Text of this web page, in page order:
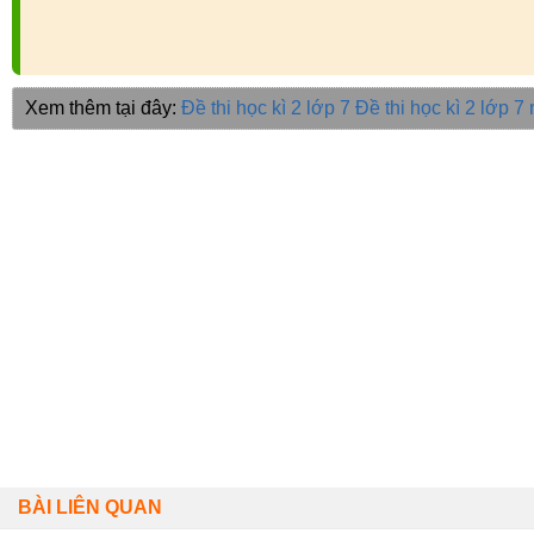
Xem thêm tại đây: Đề thi học kì 2 lớp 7 Đề thi học kì 2 lớp 7
BÀI LIÊN QUAN